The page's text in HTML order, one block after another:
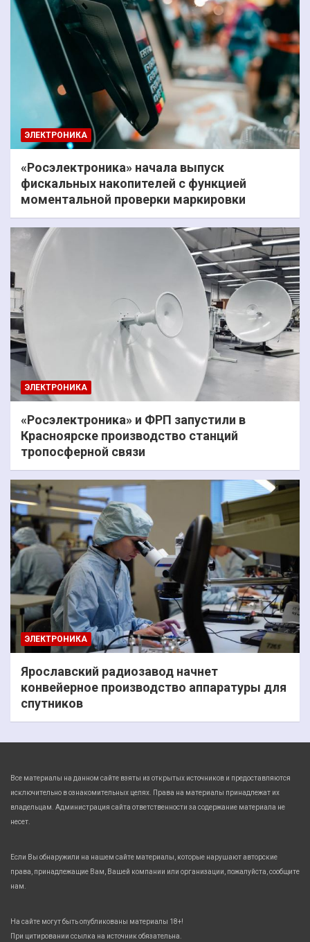
ЭЛЕКТРОНИКА
«Росэлектроника» начала выпуск
фискальных накопителей с функцией
моментальной проверки маркировки
ЭЛЕКТРОНИКА
«Росэлектроника» и ФРП запустили в
Красноярске производство станций
тропосферной связи
ЭЛЕКТРОНИКА
Ярославский радиозавод начнет
конвейерное производство аппаратуры для
спутников
Все материалы на данном сайте взяты из открытых источников и предоставляются
исключительно в ознакомительных целях. Права на материалы принадлежат их
владельцам. Администрация сайта ответственности за содержание материала не
несет.
Если Вы обнаружили на нашем сайте материалы, которые нарушают авторские
права, принадлежащие Вам, Вашей компании или организации, пожалуйста, сообщите
нам.
На сайте могут быть опубликованы материалы 18+!
При цитировании ссылка на источник обязательна.